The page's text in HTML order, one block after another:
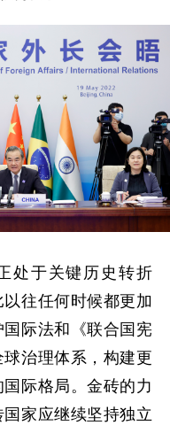
处于关键历史转折
往任何时候都更加
际法和《联合国宪
治理体系，构建更
际格局。金砖的力
家应继续坚持独立